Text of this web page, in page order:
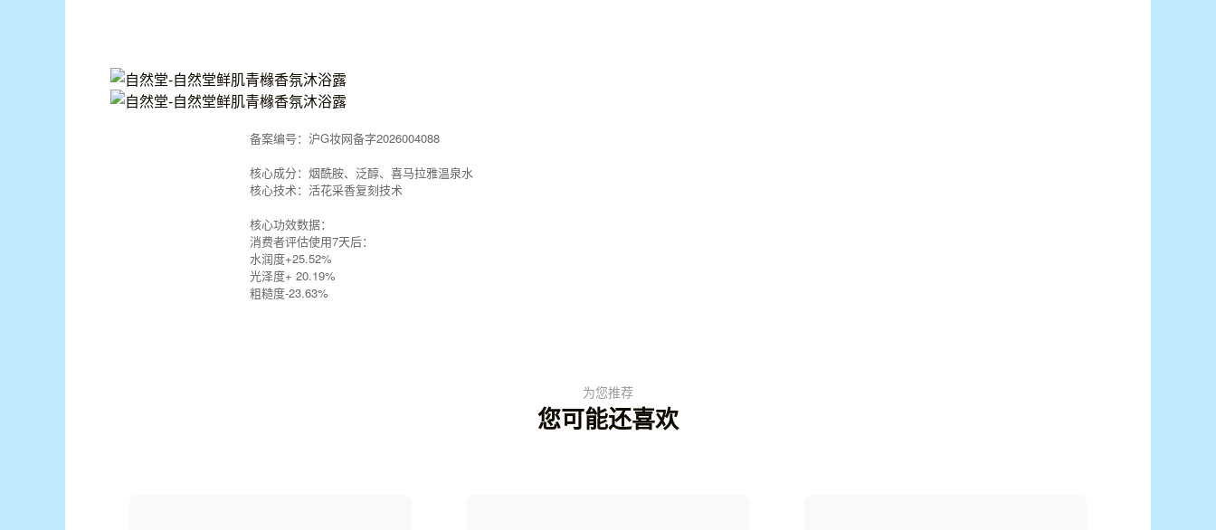
备案编号：沪G妆网备字2026004088
核心成分：烟酰胺、泛醇、喜马拉雅温泉水
核心技术：活花采香复刻技术
核心功效数据：
消费者评估使用7天后：
水润度+25.52%
光泽度+ 20.19%
粗糙度-23.63%
为您推荐
您可能还喜欢